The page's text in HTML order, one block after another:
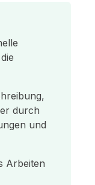
durch
und
Arbeiten